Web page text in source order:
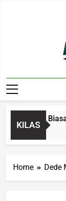
KILAS
Bantuan Biasa,
Home Dede